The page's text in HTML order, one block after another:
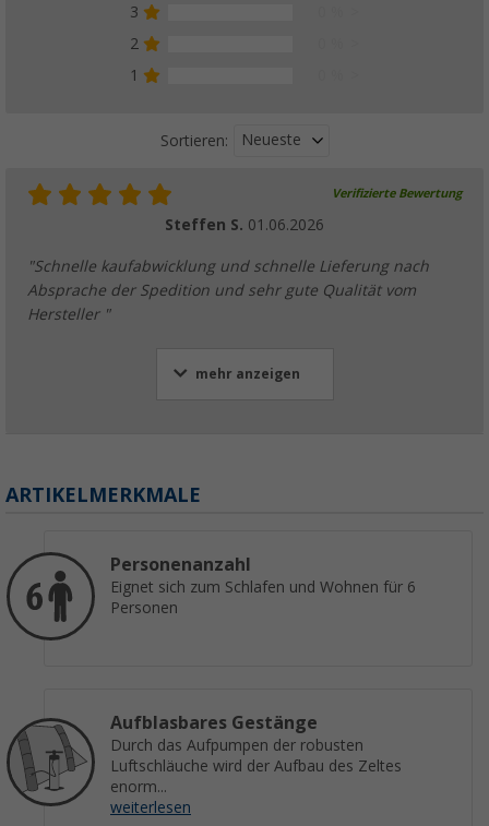
3
2
1
Sortieren: Neueste
Verifizierte Bewertung
Steffen S. 01.06.2026
"Schnelle kaufabwicklung und schnelle Lieferung nach
Absprache der Spedition und sehr gute Qualität vom
Hersteller "
mehr anzeigen
ARTIKELMERKMALE
Personenanzahl
Eignet sich zum Schlafen und Wohnen für 6
Personen
Aufblasbares Gestänge
Durch das Aufpumpen der robusten
Luftschläuche wird der Aufbau des Zeltes
enorm...
weiterlesen